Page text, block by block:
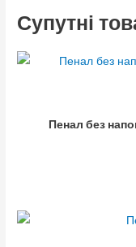
Супутні
Пенал без